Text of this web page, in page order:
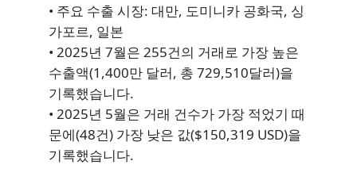
• 주요 수출 시장: 대만, 도미니카 공화국, 싱
가포르, 일본
• 2025년 7월은 255건의 거래로 가장 높은
수출액(1,400만 달러, 총 729,510달러)을
기록했습니다.
• 2025년 5월은 거래 건수가 가장 적었기 때
문에(48건) 가장 낮은 값($150,319 USD)을
기록했습니다.